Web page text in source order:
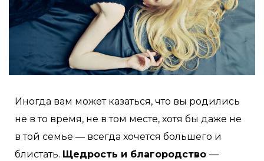
Иногда вам может казаться, что вы родились
не в то время, не в том месте, хотя бы даже не
в той семье — всегда хочется большего и
блистать. Щедрость и благородство —